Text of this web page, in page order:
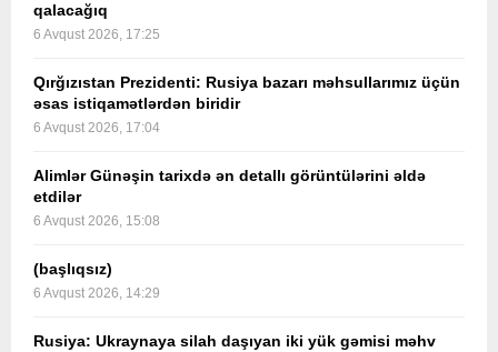
qalacağıq
6 Avqust 2026, 17:25
Qırğızıstan Prezidenti: Rusiya bazarı məhsullarımız üçün
əsas istiqamətlərdən biridir
6 Avqust 2026, 17:04
Alimlər Günəşin tarixdə ən detallı görüntülərini əldə
etdilər
6 Avqust 2026, 15:08
(başlıqsız)
6 Avqust 2026, 14:29
Rusiya: Ukraynaya silah daşıyan iki yük gəmisi məhv